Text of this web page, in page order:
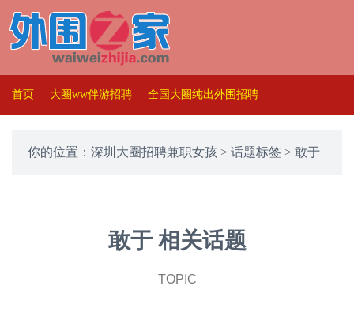
首页 大圈ww伴游招聘 全国大圈纯出外围招聘
你的位置： 深圳大圈招聘兼职女孩 > 话题标签 > 敢于
敢于 相关话题
TOPIC